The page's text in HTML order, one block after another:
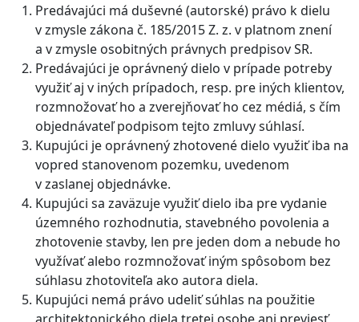
Predávajúci má duševné (autorské) právo k dielu
v zmysle zákona č. 185/2015 Z. z. v platnom znení
a v zmysle osobitných právnych predpisov SR.
Predávajúci je oprávnený dielo v prípade potreby
využiť aj v iných prípadoch, resp. pre iných klientov,
rozmnožovať ho a zverejňovať ho cez médiá, s čím
objednávateľ podpisom tejto zmluvy súhlasí.
Kupujúci je oprávnený zhotovené dielo využiť iba na
vopred stanovenom pozemku, uvedenom
v zaslanej objednávke.
Kupujúci sa zaväzuje využiť dielo iba pre vydanie
územného rozhodnutia, stavebného povolenia a
zhotovenie stavby, len pre jeden dom a nebude ho
využívať alebo rozmnožovať iným spôsobom bez
súhlasu zhotoviteľa ako autora diela.
Kupujúci nemá právo udeliť súhlas na použitie